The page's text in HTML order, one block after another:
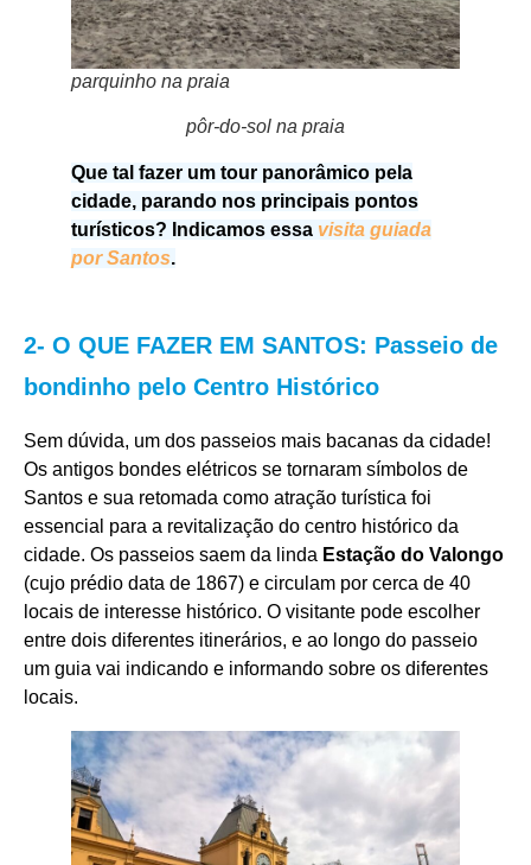
parquinho na praia
pôr-do-sol na praia
Que tal fazer um tour panorâmico pela
cidade, parando nos principais pontos
turísticos? Indicamos essa visita guiada
por Santos.
2- O QUE FAZER EM SANTOS: Passeio de
bondinho pelo Centro Histórico
Sem dúvida, um dos passeios mais bacanas da cidade!
Os antigos bondes elétricos se tornaram símbolos de
Santos e sua retomada como atração turística foi
essencial para a revitalização do centro histórico da
cidade. Os passeios saem da linda Estação do Valongo
(cujo prédio data de 1867) e circulam por cerca de 40
locais de interesse histórico. O visitante pode escolher
entre dois diferentes itinerários, e ao longo do passeio
um guia vai indicando e informando sobre os diferentes
locais.